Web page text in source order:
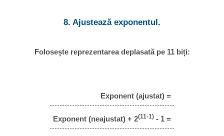
8. Ajustează exponentul.
Folosește reprezentarea deplasată pe 11 biți:
Exponent (ajustat) =
Exponent (neajustat) + 2(11-1) - 1 =